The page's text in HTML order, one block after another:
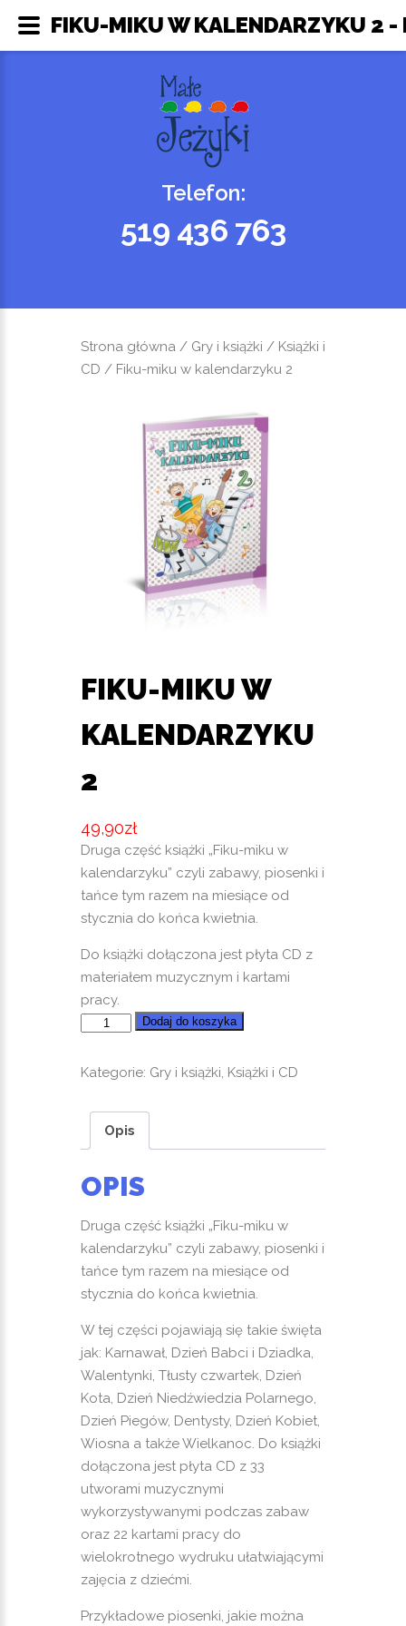
Telefon:
519 436 763
Strona główna / Gry i książki / Książki i
CD / Fiku-miku w kalendarzyku 2
FIKU-MIKU W
KALENDARZYKU
2
49,90zł
Druga część książki „Fiku-miku w
kalendarzyku” czyli zabawy, piosenki i
tańce tym razem na miesiące od
stycznia do końca kwietnia.
Do książki dołączona jest płyta CD z
materiałem muzycznym i kartami
pracy.
ilość
miku
kalendarzyku
Dodaj do koszyka
Kategorie: Gry i książki, Książki i CD
Opis
OPIS
Druga część książki „Fiku-miku w
kalendarzyku” czyli zabawy, piosenki i
tańce tym razem na miesiące od
stycznia do końca kwietnia.
W tej części pojawiają się takie święta
jak: Karnawał, Dzień Babci i Dziadka,
Walentynki, Tłusty czwartek, Dzień
Kota, Dzień Niedźwiedzia Polarnego,
Dzień Piegów, Dentysty, Dzień Kobiet,
Wiosna a także Wielkanoc. Do książki
dołączona jest płyta CD z 33
utworami muzycznymi
wykorzystywanymi podczas zabaw
oraz 22 kartami pracy do
wielokrotnego wydruku ułatwiającymi
zajęcia z dziećmi.
Przykładowe piosenki, jakie można
FIKU-MIKU W KALENDARZYKU 2 -